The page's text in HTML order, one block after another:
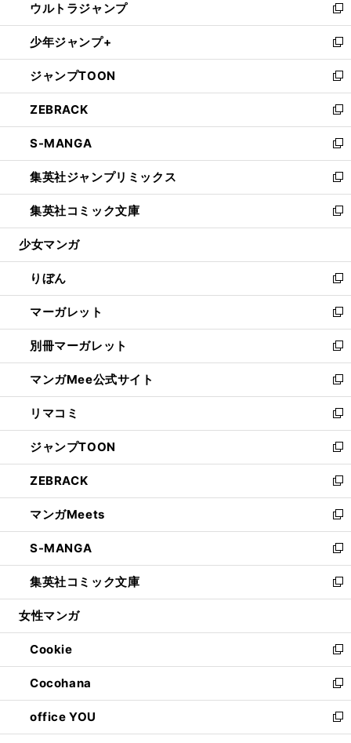
く
で
開
く
ド
ウ
で
開
く
ィ
ン
ド
ウ
で
開
く
い
ウ
ィ
ン
ド
ウ
で
開
く
ウルトラジャンプ
新
し
い
ウ
ィ
ン
ド
ウ
で
開
く
少年ジャンプ+
新
し
い
ウ
ィ
ン
ド
ウ
で
開
く
ジャンプTOON
新
し
い
ウ
ィ
ン
ド
ウ
で
開
ZEBRACK
新
し
い
ウ
ィ
ン
ド
ウ
開
く
S-MANGA
新
し
い
ウ
ィ
ン
ウ
で
開
く
集英社ジャンプリミックス
新
し
い
ウ
ン
ド
ウ
で
開
く
集英社コミック文庫
新
し
ウ
ィ
ン
ド
ウ
で
開
く
少女マンガ
りぼん
新
し
い
ウ
ィ
ン
ド
ウ
で
開
く
マーガレット
新
し
い
ウ
ィ
ン
ド
ウ
で
開
く
別冊マーガレット
新
し
い
ウ
ィ
ン
ド
ウ
で
開
く
マンガMee公式サイト
新
し
い
ウ
ィ
ン
ド
ウ
で
開
く
リマコミ
新
し
い
ウ
ィ
ン
ド
ウ
で
開
く
ジャンプTOON
新
し
い
ウ
ィ
ン
ド
ウ
で
開
ZEBRACK
新
し
い
ウ
ィ
ン
ド
ウ
開
く
マンガMeets
新
し
い
ウ
ィ
ン
ウ
で
開
く
S-MANGA
新
し
い
ウ
ン
ド
ウ
で
開
く
集英社コミック文庫
新
し
ウ
ィ
ン
ド
ウ
で
開
女性マンガ
Cookie
新
し
い
ウ
ィ
ン
Cocohana
新
し
い
ウ
office YOU
新
し